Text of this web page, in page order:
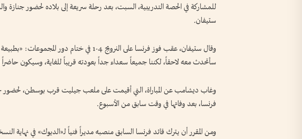
للمشاركة في الحصة التدريبية، السبت، بعد رحلة سريعة إلى بلاده لحضور
ستيفان.
وقال ستيفان، عقب فوز فرنسا على النرويج 4-1 في ختام دور
سأتحدث معه لاحقاً، لكننا جميعاً سعداء جداً بعودته قريباً للغاية، وسيكون
وغاب ديشامب عن المباراة، التي أقيمت على ملعب جيليت قرب بوسطن، لحضور
فرنسا، بعد وفاتها في وقت سابق من الأسبوع.
ومن المقرر أن يترك قائد فرنسا السابق منصبه مديراً فنياً لـ«الديوك» في نهاية